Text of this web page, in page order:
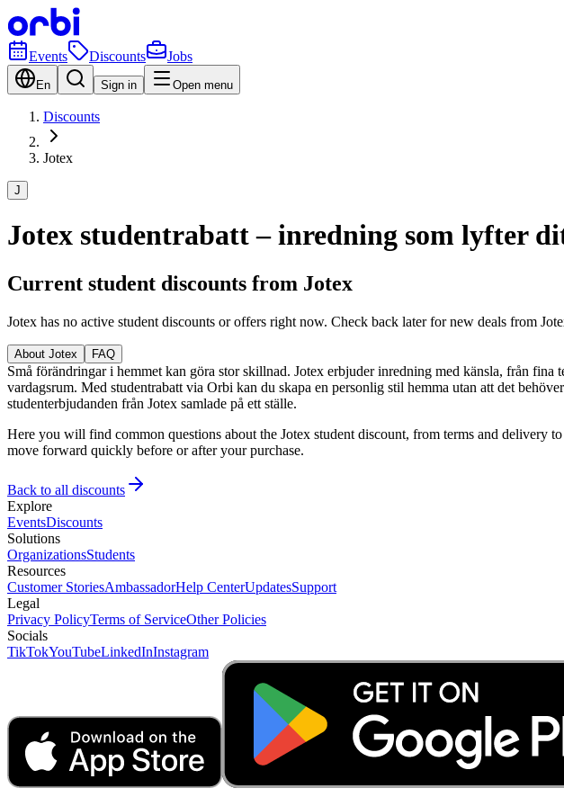
Events Discounts Jobs
En Sign in Open menu
Discounts
Jotex
J
Jotex studentrabatt – inredning som lyfter
Current student discounts from Jotex
Jotex has no active student discounts or offers right now. Check back later for new deals from
About Jotex FAQ
Små förändringar i hemmet kan göra stor skillnad. Jotex erbjuder inredning med känsla, från
vardagsrum. Med studentrabatt via Orbi kan du skapa en personlig stil hemma utan att det
studenterbjudanden från Jotex samlade på ett ställe.
Here you will find common questions about the Jotex student discount, from terms and delivery
move forward quickly before or after your purchase.
Back to all discounts
Explore
EventsDiscounts
Solutions
OrganizationsStudents
Resources
Customer StoriesAmbassadorHelp CenterUpdatesSupport
Legal
Privacy PolicyTerms of ServiceOther Policies
Socials
TikTokYouTubeLinkedInInstagram